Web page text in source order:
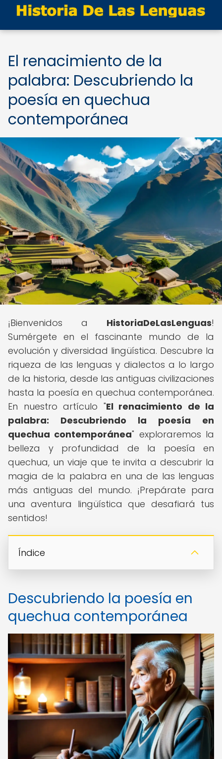
El renacimiento de la
palabra: Descubriendo la
poesía en quechua
contemporánea
¡Bienvenidos a HistoriaDeLasLenguas!
Sumérgete en el fascinante mundo de la
evolución y diversidad lingüística. Descubre la
riqueza de las lenguas y dialectos a lo largo
de la historia, desde las antiguas civilizaciones
hasta la poesía en quechua contemporánea.
En nuestro artículo "El renacimiento de la
palabra: Descubriendo la poesía en
quechua contemporánea" exploraremos la
belleza y profundidad de la poesía en
quechua, un viaje que te invita a descubrir la
magia de la palabra en una de las lenguas
más antiguas del mundo. ¡Prepárate para
una aventura lingüística que desafiará tus
sentidos!
Índice
Descubriendo la poesía en
quechua contemporánea